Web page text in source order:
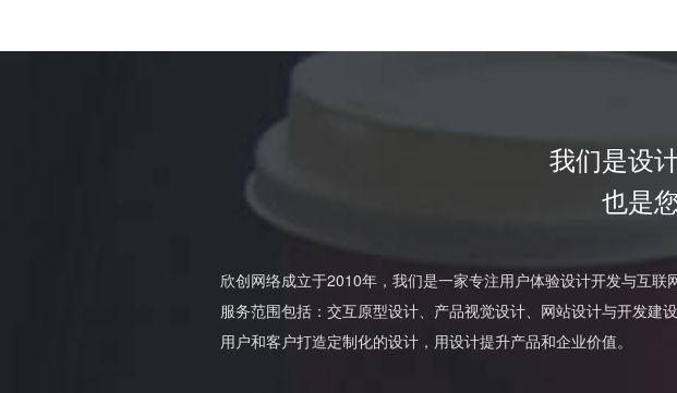
我们是设
也是
欣创网络成立于2010年，我们是一家专注用户体验设计开发与互
服务范围包括：交互原型设计、产品视觉设计、网站设计与开发
用户和客户打造定制化的设计，用设计提升产品和企业价值。